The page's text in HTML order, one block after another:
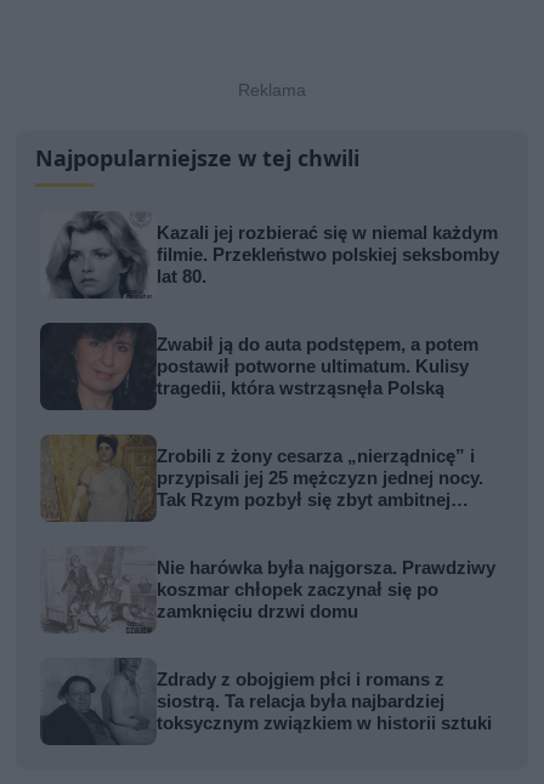
Najpopularniejsze w tej chwili
Kazali jej rozbierać się w niemal każdym
filmie. Przekleństwo polskiej seksbomby
lat 80.
Zwabił ją do auta podstępem, a potem
postawił potworne ultimatum. Kulisy
tragedii, która wstrząsnęła Polską
Zrobili z żony cesarza „nierządnicę” i
przypisali jej 25 mężczyzn jednej nocy.
Tak Rzym pozbył się zbyt ambitnej
Nie harówka była najgorsza. Prawdziwy
koszmar chłopek zaczynał się po
zamknięciu drzwi domu
Zdrady z obojgiem płci i romans z
siostrą. Ta relacja była najbardziej
toksycznym związkiem w historii sztuki